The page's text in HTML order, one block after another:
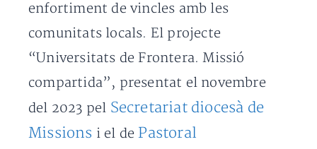
enfortiment de vincles amb les
comunitats locals. El projecte
“Universitats de Frontera. Missió
compartida”, presentat el novembre
del 2023 pel Secretariat diocesà de
Missions i el de Pastoral